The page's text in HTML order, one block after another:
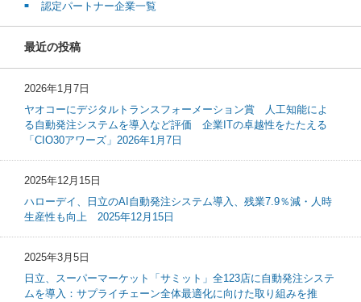
認定パートナー企業一覧
最近の投稿
2026年1月7日
ヤオコーにデジタルトランスフォーメーション賞 人工知能によ
る自動発注システムを導入など評価 企業ITの卓越性をたたえる
「CIO30アワーズ」2026年1月7日
2025年12月15日
ハローデイ、日立のAI自動発注システム導入、残業7.9％減・人時
生産性も向上 2025年12月15日
2025年3月5日
日立、スーパーマーケット「サミット」全123店に自動発注システ
ムを導入：サプライチェーン全体最適化に向けた取り組みを推